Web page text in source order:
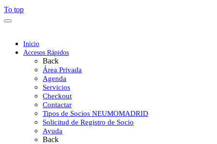
To top
Inicio
Accesos Rápidos
Back
Área Privada
Agenda
Servicios
Checkout
Contactar
Tipos de Socios NEUMOMADRID
Solicitud de Registro de Socio
Ayuda
Back